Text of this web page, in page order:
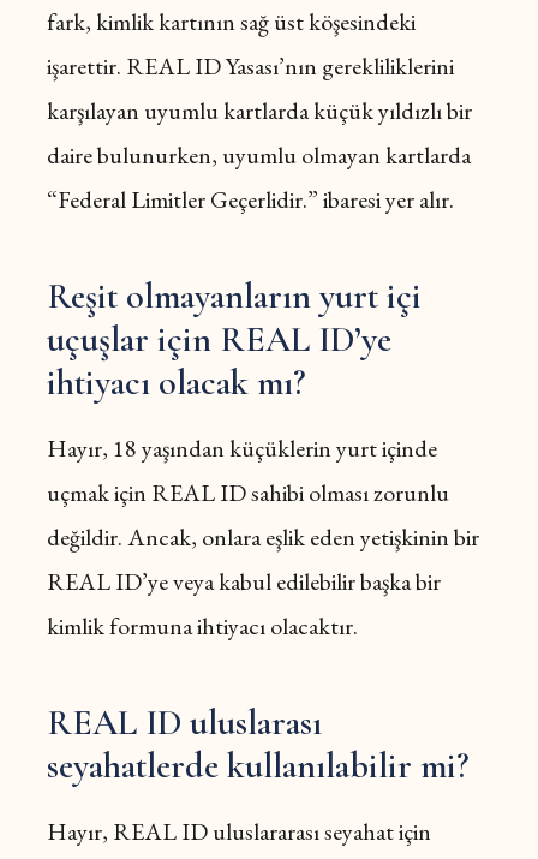
fark, kimlik kartının sağ üst köşesindeki
işarettir. REAL ID Yasası’nın gerekliliklerini
karşılayan uyumlu kartlarda küçük yıldızlı bir
daire bulunurken, uyumlu olmayan kartlarda
“Federal Limitler Geçerlidir.” ibaresi yer alır.
Reşit olmayanların yurt içi
uçuşlar için REAL ID’ye
ihtiyacı olacak mı?
Hayır, 18 yaşından küçüklerin yurt içinde
uçmak için REAL ID sahibi olması zorunlu
değildir. Ancak, onlara eşlik eden yetişkinin bir
REAL ID’ye veya kabul edilebilir başka bir
kimlik formuna ihtiyacı olacaktır.
REAL ID uluslarası
seyahatlerde kullanılabilir mi?
Hayır, REAL ID uluslararası seyahat için